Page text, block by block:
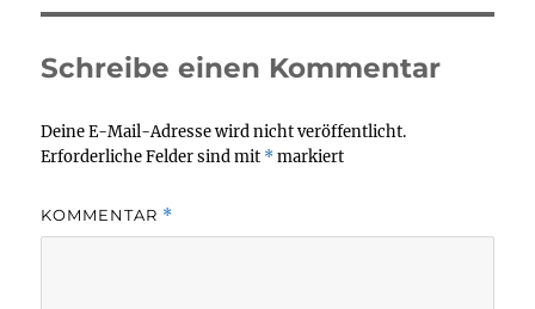
Schreibe einen Kommentar
Deine E-Mail-Adresse wird nicht veröffentlicht.
Erforderliche Felder sind mit *markiert
KOMMENTAR *